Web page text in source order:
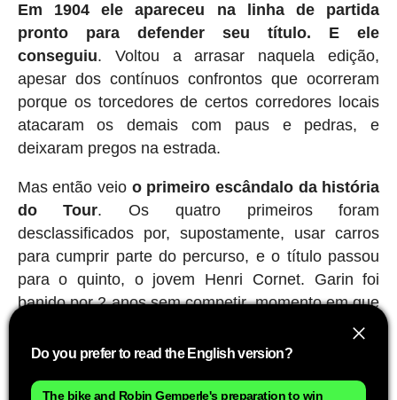
Em 1904 ele apareceu na linha de partida
pronto para defender seu título. E ele
conseguiu. Voltou a arrasar naquela edição,
apesar dos contínuos confrontos que ocorreram
porque os torcedores de certos corredores locais
atacaram os demais com paus e pedras, e
deixaram pregos na estrada.
Mas então veio o primeiro escândalo da história
do Tour. Os quatro primeiros foram
desclassificados por, supostamente, usar carros
para cumprir parte do percurso, e o título passou
para o quinto, o jovem Henri Cornet. Garin foi
banido por 2 anos sem competir, momento em que
decidiu se retirar do ciclismo profissional. Nunca
saberemos se isso foi justo ou não, embora ele
claro é que, acima de qualquer consideração
Do you prefer to read the English version?
The bike and Robin Gemperle's preparation to win